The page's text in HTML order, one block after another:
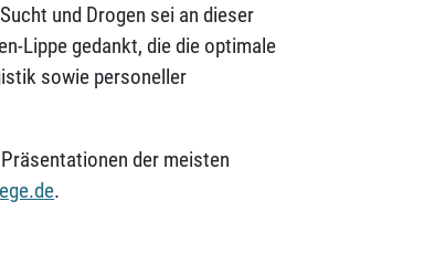
und Drogen sei an dieser
Lippe gedankt, die die optimale
sowie personeller
der meisten
.